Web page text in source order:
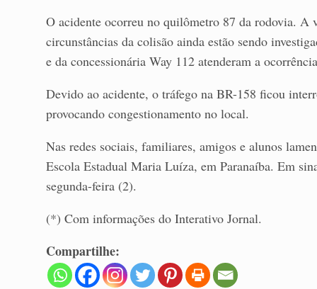
O acidente ocorreu no quilômetro 87 da rodovia. A
circunstâncias da colisão ainda estão sendo
e da concessionária Way 112 atenderam a
Devido ao acidente, o tráfego na BR-158 ficou
provocando congestionamento no local.
Nas redes sociais, familiares, amigos e alunos
Escola Estadual Maria Luíza, em Paranaíba. Em
segunda-feira (2).
(*) Com informações do Interativo Jornal.
Compartilhe: